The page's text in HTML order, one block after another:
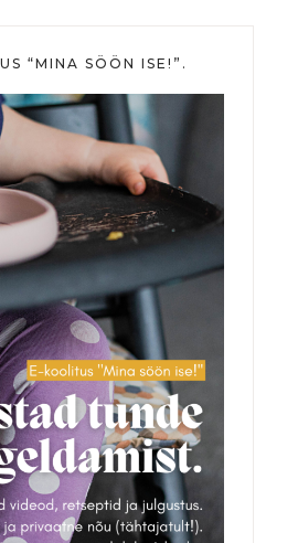
“MINA SÖÖN ISE!”.